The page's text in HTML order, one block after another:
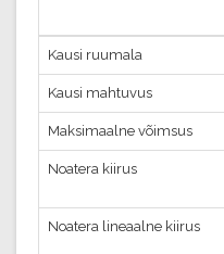
Kausi ruumala
Kausi mahtuvus
Maksimaalne võimsus
Noatera kiirus
Noatera lineaalne kiirus